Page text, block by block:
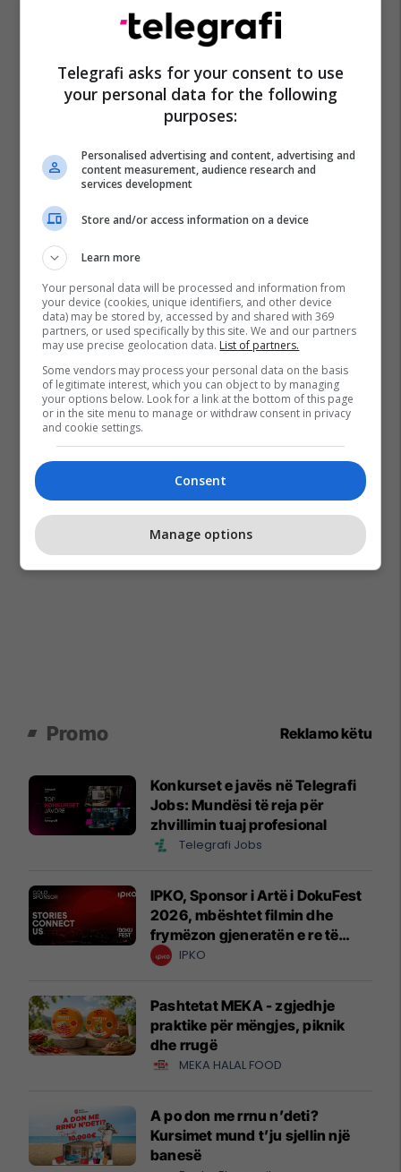
Kriza Në Ukrainë
Promo Reklamo këtu
Konkurset e javës në Telegrafi
Jobs: Mundësi të reja për
zhvillimin tuaj profesional
Telegrafi Jobs
IPKO, Sponsor i Artë i DokuFest
2026, mbështet filmin dhe
frymëzon gjeneratën e re të
krijuesve
IPKO
Pashtetat MEKA - zgjedhje
praktike për mëngjes, piknik
dhe rrugë
MEKA HALAL FOOD
A po don me rrnu n’deti?
Kursimet mund t’ju sjellin një
banesë
Telegrafi asks for your consent to use
your personal data for the following
purposes:
Personalised advertising and content, advertising and
content measurement, audience research and
services development
Store and/or access information on a device
Learn more
Your personal data will be processed and information from
your device (cookies, unique identifiers, and other device
data) may be stored by, accessed by and shared with 369
partners, or used specifically by this site. We and our partners
may use precise geolocation data. List of partners.
Some vendors may process your personal data on the basis
of legitimate interest, which you can object to by managing
your options below. Look for a link at the bottom of this page
or in the site menu to manage or withdraw consent in privacy
and cookie settings.
Consent
Manage options